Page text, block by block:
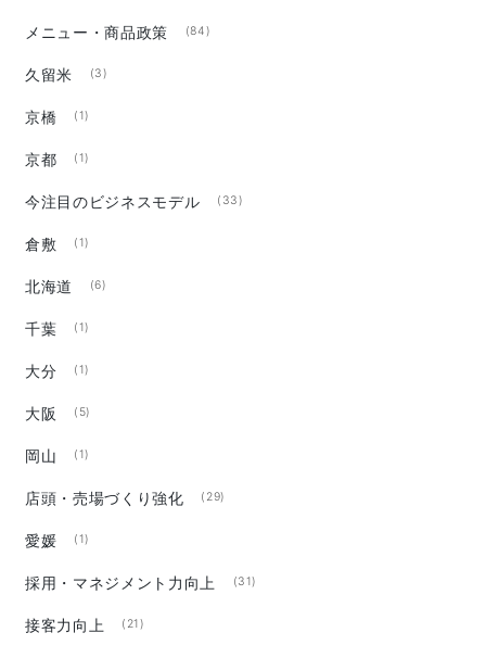
メニュー・商品政策 (84)
久留米 (3)
京橋 (1)
京都 (1)
今注目のビジネスモデル (33)
倉敷 (1)
北海道 (6)
千葉 (1)
大分 (1)
大阪 (5)
岡山 (1)
店頭・売場づくり強化 (29)
愛媛 (1)
採用・マネジメント力向上 (31)
接客力向上 (21)